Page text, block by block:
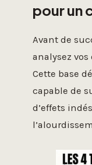
pour un
Avant de
analysez
Cette base
capable de
d’effets